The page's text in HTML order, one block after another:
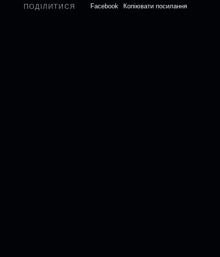
ПОДІЛИТИСЯ Facebook Копіювати посилання